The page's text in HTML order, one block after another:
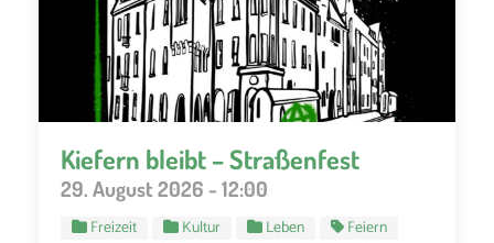
Kiefern bleibt – Straßenfest
29. August 2026 - 12:00
Freizeit Kultur Leben
Feiern